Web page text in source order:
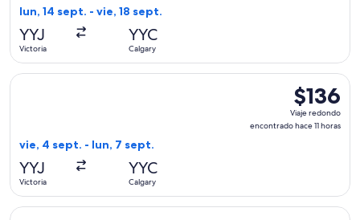
lun, 14 sept. - vie, 18 sept.
YYJ
Victoria
YYC
Calgary
$136
Viaje
redondo,
$136
Viaje redondo
encontrado hace 11 horas
vie, 4 sept. - lun, 7 sept.
YYJ
Victoria
YYC
Calgary
Seleccionar vuelo de WestJet, con salida el vie, 4 sept.
Seleccionar vuelo de WestJet, con salida el jue, 3 sept.